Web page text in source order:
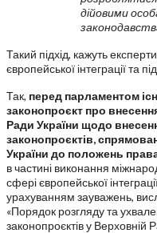
дійовими
Такий підхід, кажуть
європейської інтеграції та
Так, перед парламентом
законопроєкт про
Ради України щодо
законопроєктів,
України до положень
в частині виконання
сфері європейської
урахуванням зауважень,
«Порядок розгляду та
законопроєктів у Верховній